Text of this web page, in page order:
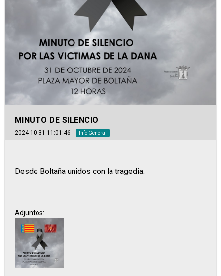
MINUTO DE SILENCIO
2024-10-31 11:01:46 Info General
Desde Boltaña unidos con la tragedia.
Adjuntos: